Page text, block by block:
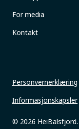
For media
Kontakt
© 2026
Personvernerklæring
Informasjonskapsler